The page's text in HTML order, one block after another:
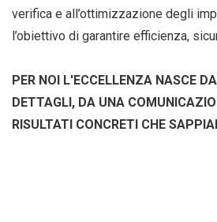
verifica e all’ottimizzazione degli
l’obiettivo di garantire efficienza,
PER NOI L'ECCELLENZA NASCE
DETTAGLI, DA UNA
RISULTATI CONCRETI CHE